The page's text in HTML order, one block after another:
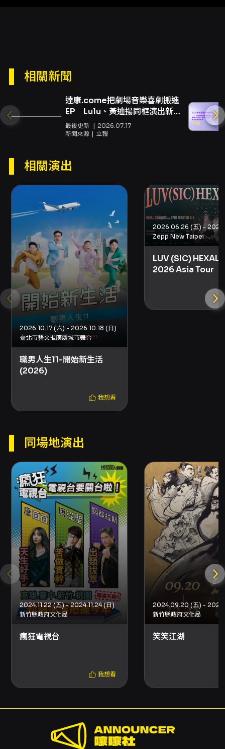
眾。 從演出形式來看，職男人生系列強調即興感
與舞台化的日常化表演，漫才段落以說學逗唱的
對話節奏帶動笑點，短劇則利用設定與角色互動
製造反差與情境笑果。面白大丈夫為本製作的重
要核心，兼任製作人與編劇，並結合集體創作能
耿賢擔任，並有專業團隊支援視覺、舞台、燈光
及音效設計，整體呈現既具街頭風格的直率笑
點、又有舞台製作的視覺與聲響配合，適合喜歡
快速節奏、台詞型笑料的觀眾。 本作品亦曾與威
秀影城合作，嘗試將舞台劇帶入特殊放映或戲院
場域，突顯團隊在形式實驗與場域拓展上的嘗
試，因此對於觀眾而言，職男人生8不僅是單純的
笑料集合，亦是理解當代台灣小劇場喜劇生產與
商業化路徑的一個切面。製作團隊名單中包括視
覺設計葉羿辰、舞台設計吳明軒、燈光設計張善
婷、音樂／音效與影像設計蔡惟量等，顯示本節
目在聲光影像的配合上有完整的專業規劃，能在
短篇結構中提供節奏感與視覺指向，強化笑點效
果與舞台統一感。 觀演提醒方面，演出為中文演
息，演出前30分鐘開放入場；故欲完整體驗節目
之觀眾，建議於開演前到場完成入座。節目適合
中途離席的觀眾須配合主辦安排進場。本系列以
或中文文化語境的觀眾，若期望以文字輔助理解
（例如有聽覺障礙的觀眾），須注意本場次無字
幕提供。 整體而言，職男人生8-空降部隊對於喜
愛當代台灣喜劇、想觀察漫才與短劇結合形式的
觀眾，具有高娛樂性與一定的文化觀察價值。透
過多年巡演與跨場域合作的經驗，該團隊在舞台
節奏掌握、觀眾互動與短段落笑點配置上已有成
熟做法；同時，節目以本土語境創作、強調即時
反應與團隊默契為看點，對於尋求現場氛圍、歡
笑與輕鬆社交性娛樂的觀眾，將是一場值得安排
的演出體驗。
開放。演出全長約100分鐘，無中場休息。 - 語
言與字幕：中文演出，無字幕。請注意本場次無
論年齡，入場一人一票，請憑票入場。遲到或演
出中途離席之觀眾須配合主辦單位安排進場。 -
相關新聞
達康.come把劇場音樂喜劇搬進
EP Lulu、黃迪揚同框演出新
MV
最後更新
2026.07.17
新聞來源
立報
相關演出
2026.10.17 (六) - 2026.10.18 (日)
臺北市藝文推廣處城市舞台
職男人生11-開始新生活
(2026)
我想看
Zepp New Taipei
LUV (SIC)
2026 Asia Tour
同場地演出
2024.11.22 (五) - 2024.11.24 (日)
新竹縣政府文化局
瘋狂電視台
我想看
新竹縣政府文化局
笑笑江湖